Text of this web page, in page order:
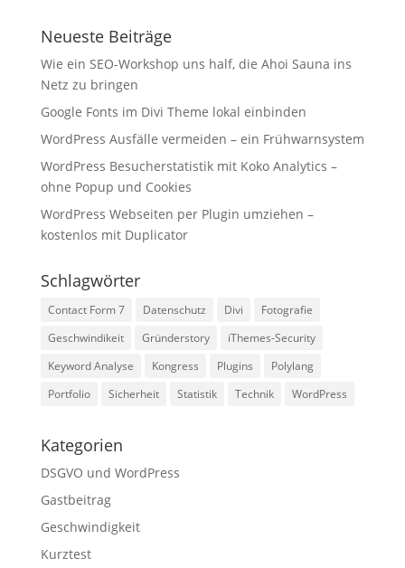
Neueste Beiträge
Wie ein SEO-Workshop uns half, die Ahoi Sauna ins
Netz zu bringen
Google Fonts im Divi Theme lokal einbinden
WordPress Ausfälle vermeiden – ein Frühwarnsystem
WordPress Besucherstatistik mit Koko Analytics –
ohne Popup und Cookies
WordPress Webseiten per Plugin umziehen –
kostenlos mit Duplicator
Schlagwörter
Contact Form 7 Datenschutz Divi
Fotografie
Geschwindikeit
Gründerstory
iThemes-Security
Keyword Analyse
Kongress Plugins
Polylang
Portfolio
Sicherheit Statistik Technik WordPress
Kategorien
DSGVO und WordPress
Gastbeitrag
Geschwindigkeit
Kurztest